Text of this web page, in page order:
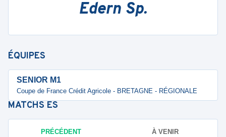
Edern Sp.
ÉQUIPES
SENIOR M1
Coupe de France Crédit Agricole - BRETAGNE - RÉGIONALE
MATCHS ES
PRÉCÉDENT À VENIR